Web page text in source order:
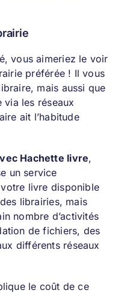
vous aimeriez le voir
préférée ! Il vous
mais aussi que
les réseaux
ait l’habitude
Hachette livre,
un service
livre disponible
librairies, mais
nombre d’activités
de fichiers, des
différents réseaux
le coût de ce